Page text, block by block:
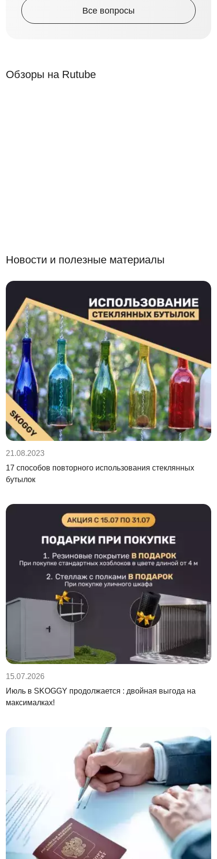
Все вопросы
Обзоры на Rutube
Новости и полезные материалы
21.08.2023
17 способов повторного использования стеклянных
бутылок
15.07.2026
Июль в SKOGGY продолжается : двойная выгода на
максималках!